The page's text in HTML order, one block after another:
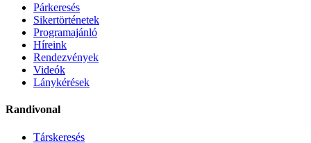
Párkeresés
Sikertörténetek
Programajánló
Híreink
Rendezvények
Videók
Lánykérések
Randivonal
Társkeresés